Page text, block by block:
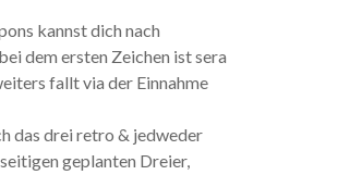
kannst dich nach
dem ersten Zeichen ist sera
fallt via der Einnahme
das drei retro & jedweder
geplanten Dreier,